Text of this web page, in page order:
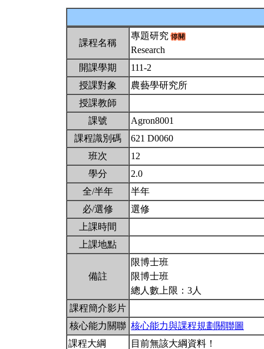
課程名稱
專題研究
Research
開課學期
111-2
授課對象
農藝學研究所
授課教師
課號
Agron8001
課程識別碼
621 D0060
班次
12
學分
2.0
全/半年
半年
必/選修
選修
上課時間
上課地點
備註
限博士班
限博士班
總人數上限：3人
課程簡介影片
核心能力關聯 核心能力與課程規劃關聯圖
課程大綱
目前無該大綱資料！